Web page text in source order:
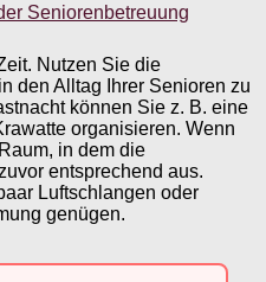
Seniorenbetreuung
Nutzen Sie die
den Alltag Ihrer Senioren zu
können Sie z. B. eine
organisieren. Wenn
in dem die
entsprechend aus.
Luftschlangen oder
genügen.